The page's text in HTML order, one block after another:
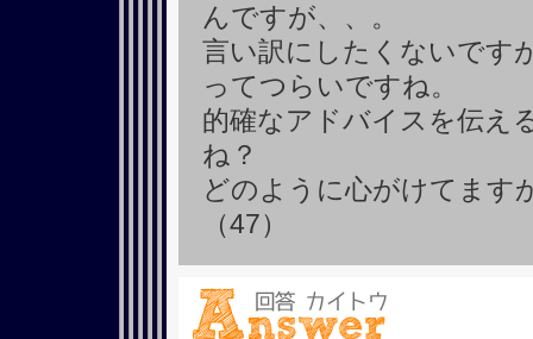
んですが、、。
言い訳にしたくないです
ってつらいですね。
的確なアドバイスを伝え
ね？
どのように心がけてます
（47）